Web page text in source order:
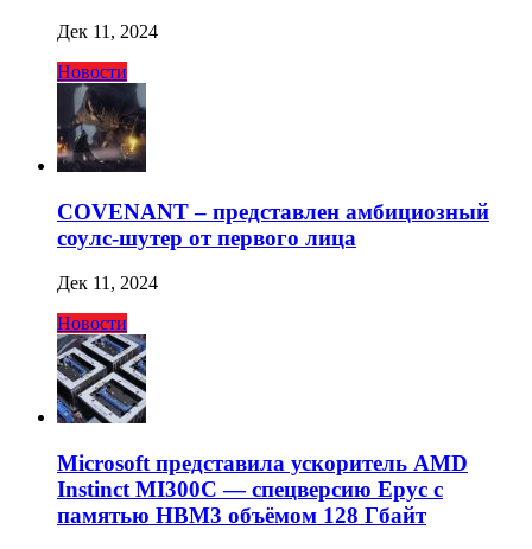
Дек 11, 2024
Новости
COVENANT – представлен амбициозный
соулс-шутер от первого лица
Дек 11, 2024
Новости
Microsoft представила ускоритель AMD
Instinct MI300C — спецверсию Epyc с
памятью HBM3 объёмом 128 Гбайт